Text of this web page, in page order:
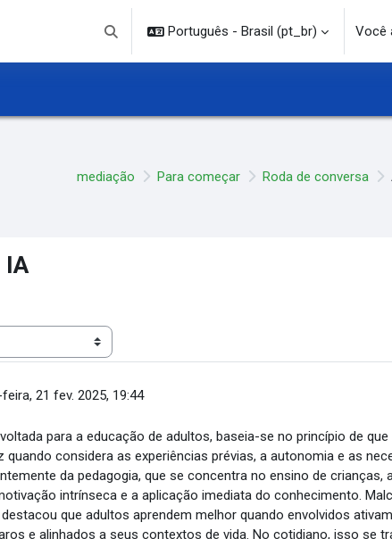
Alternar entrada de pesquisa
Português - Brasil ‎(pt_br)‎ Você
mediação Para começar Roda de conversa
IA
21 fev. 2025, 19:44
para a educação de adultos, baseia-se no princípio de
considera as experiências prévias, a autonomia e as
da pedagogia, que se concentra no ensino de crianças,
intrínseca e a aplicação imediata do conhecimento.
que adultos aprendem melhor quando envolvidos
e alinhados a seus contextos de vida. No cotidiano, isso se